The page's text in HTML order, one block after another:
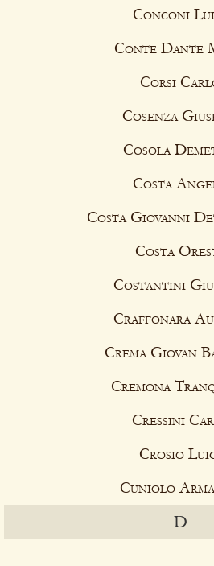
Conconi
Conte Dante
Corsi
Cosenza
Cosola
Costa
Costa Giovanni
Costa
Costantini
Craffonara
Crema Giovan
Cremona
Cressini
Crosio
Cuniolo
D